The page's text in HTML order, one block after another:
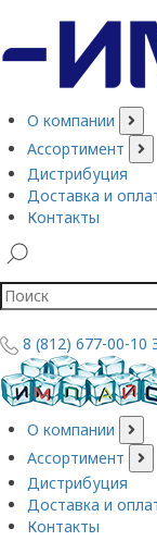
О компании
Ассортимент
Дистрибуция
Доставка и
Контакты
8 (812) 677-00-10
О компании
Ассортимент
Дистрибуция
Доставка и
Контакты